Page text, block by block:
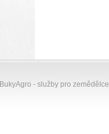
BukyAgro - služby pro